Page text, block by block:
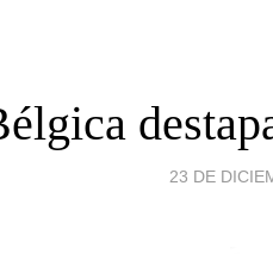
23 DE